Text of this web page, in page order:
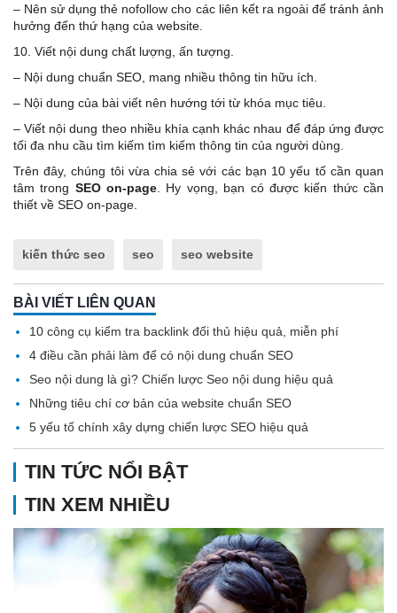
– Nên sử dụng thẻ nofollow cho các liên kết ra ngoài để tránh ảnh
hưởng đến thứ hạng của website.
10. Viết nội dung chất lượng, ấn tượng.
– Nội dung chuẩn SEO, mang nhiều thông tin hữu ích.
– Nội dung của bài viết nên hướng tới từ khóa mục tiêu.
– Viết nội dung theo nhiều khía cạnh khác nhau để đáp ứng được
tối đa nhu cầu tìm kiếm tìm kiếm thông tin của người dùng.
Trên đây, chúng tôi vừa chia sẻ với các bạn 10 yếu tố cần quan
tâm trong SEO on-page . Hy vọng, bạn có được kiến thức cần
thiết về SEO on-page.
kiến thức seo seo seo website
BÀI VIẾT LIÊN QUAN
10 công cụ kiểm tra backlink đối thủ hiệu quả, miễn phí
4 điều cần phải làm để có nội dung chuẩn SEO
Seo nội dung là gì? Chiến lược Seo nội dung hiệu quả
Những tiêu chí cơ bản của website chuẩn SEO
5 yếu tố chính xây dựng chiến lược SEO hiệu quả
TIN TỨC NỔI BẬT
TIN XEM NHIỀU